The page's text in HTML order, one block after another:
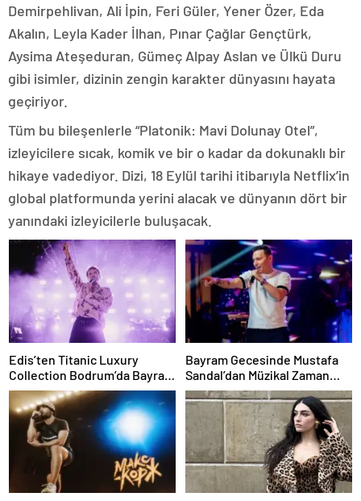
Demirpehlivan, Ali İpin, Feri Güler, Yener Özer, Eda
Akalın, Leyla Kader İlhan, Pınar Çağlar Gençtürk,
Aysima Ateşeduran, Gümeç Alpay Aslan ve Ülkü Duru
gibi isimler, dizinin zengin karakter dünyasını hayata
geçiriyor.
Tüm bu bileşenlerle “Platonik: Mavi Dolunay Otel”,
izleyicilere sıcak, komik ve bir o kadar da dokunaklı bir
hikaye vadediyor. Dizi, 18 Eylül tarihi itibarıyla Netflix’in
global platformunda yerini alacak ve dünyanın dört bir
yanındaki izleyicilerle buluşacak.
Edis’ten Titanic Luxury
Collection Bodrum’da Bayram
Gecesine Damga Vuran
Performans
Bayram Gecesinde Mustafa
Sandal’dan Müzikal Zaman
Yolculuğu